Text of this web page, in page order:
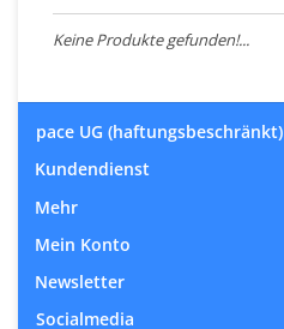
Keine Produkte gefunden!...
pace UG (haftungsbeschränkt)
Kundendienst
Mehr
Mein Konto
Newsletter
Socialmedia